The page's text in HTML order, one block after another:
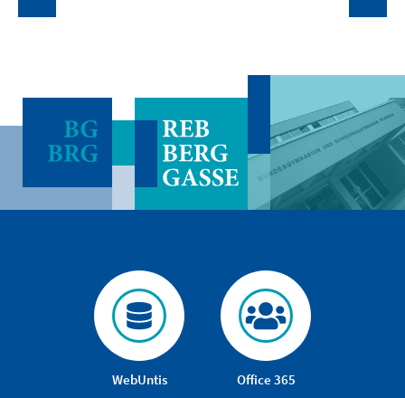
WebUntis Office 365